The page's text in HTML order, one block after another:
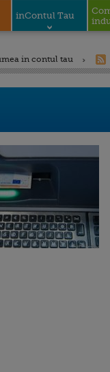
inContul Tau
in contul tau